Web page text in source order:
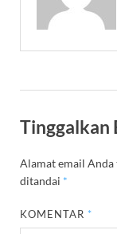
Tinggalkan
Alamat email
ditandai *
KOMENTAR *